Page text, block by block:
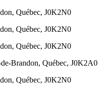
Québec, J0K2N0
Québec, J0K2N0
Québec, J0K2N0
Brandon, Québec, J0K2A0
Québec, J0K2N0